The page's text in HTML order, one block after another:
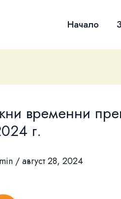
Начало
временни
г.
/август 28, 2024